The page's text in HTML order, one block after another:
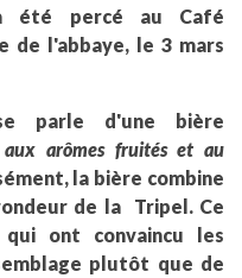
été percé au Café
de l'abbaye, le 3 mars
parle d'une bière
arômes fruités et au
la bière combine
de la Tripel. Ce
ont convaincu les
plutôt que de